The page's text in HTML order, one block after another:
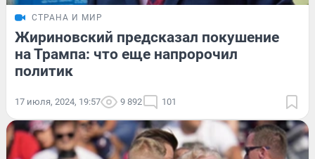
СТРАНА И МИР
Жириновский предсказал покушение
на Трампа: что еще напророчил
политик
17 июля, 2024, 19:57 9 892 101